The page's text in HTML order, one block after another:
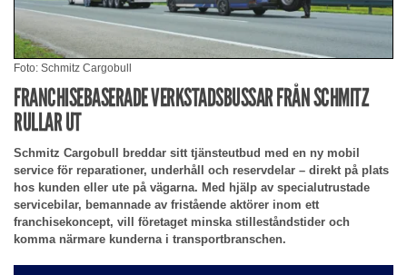
Foto: Schmitz Cargobull
FRANCHISEBASERADE VERKSTADSBUSSAR FRÅN SCHMITZ
RULLAR UT
Schmitz Cargobull breddar sitt tjänsteutbud med en ny mobil
service för reparationer, underhåll och reservdelar – direkt på plats
hos kunden eller ute på vägarna. Med hjälp av specialutrustade
servicebilar, bemannade av fristående aktörer inom ett
franchisekoncept, vill företaget minska stilleståndstider och
komma närmare kunderna i transportbranschen.